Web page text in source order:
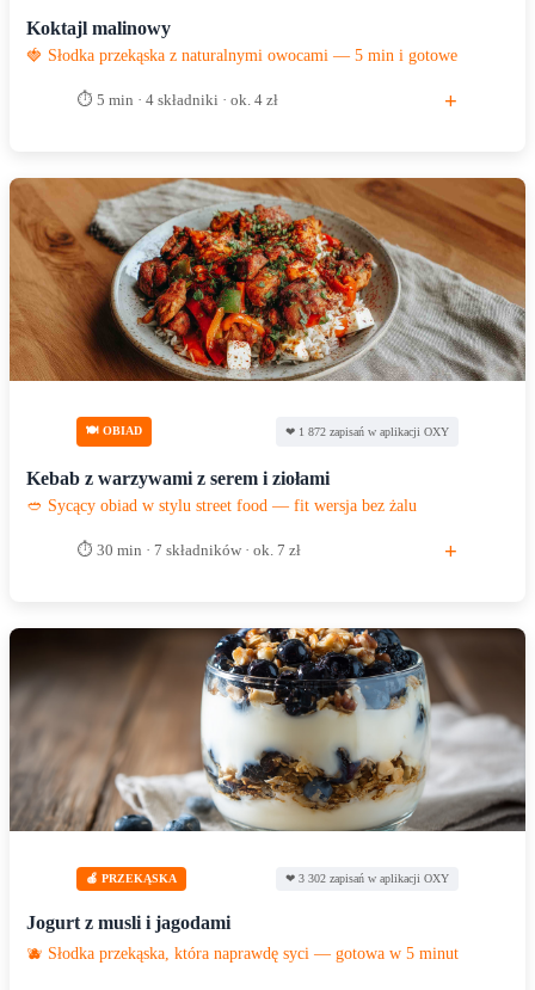
Koktajl malinowy
🍓 Słodka przekąska z naturalnymi owocami — 5 min i gotowe
⏱ 5 min · 4 składniki · ok. 4 zł +
🍽 OBIAD ❤ 1 872 zapisań w aplikacji OXY
Kebab z warzywami z serem i ziołami
🥙 Sycący obiad w stylu street food — fit wersja bez żalu
⏱ 30 min · 7 składników · ok. 7 zł +
🍎 PRZEKĄSKA ❤ 3 302 zapisań w aplikacji OXY
Jogurt z musli i jagodami
🫐 Słodka przekąska, która naprawdę syci — gotowa w 5 minut